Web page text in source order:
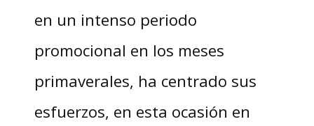
en un intenso periodo
promocional en los meses
primaverales, ha centrado sus
esfuerzos, en esta ocasión en